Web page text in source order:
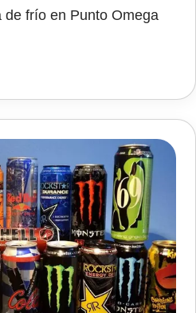
frío en Punto Omega